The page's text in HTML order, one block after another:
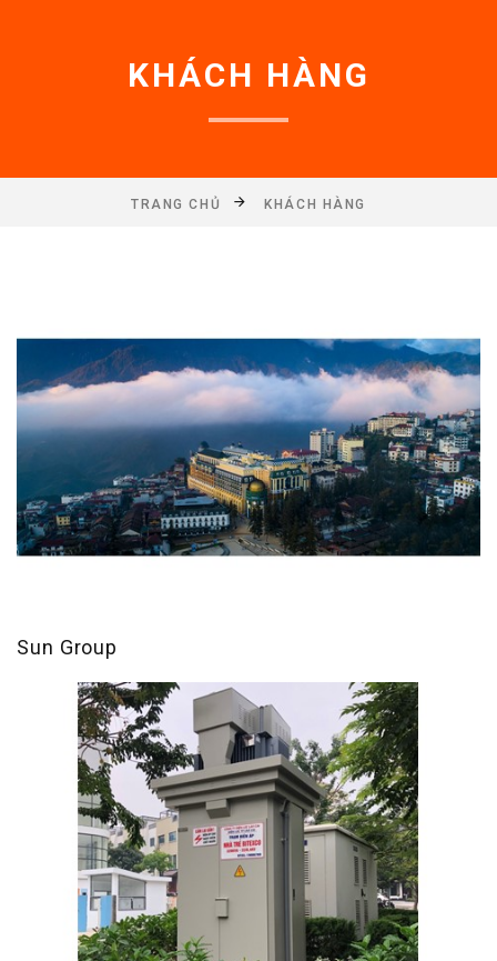
KHÁCH HÀNG
TRANG CHỦ KHÁCH HÀNG
Sun Group